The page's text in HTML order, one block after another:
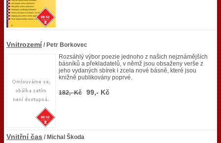
Vnitrozemí / Petr Borkovec
Rozsáhlý výbor poezie jednoho z našich nejznámějších
básníků a překladatelů, v němž jsou obsaženy verše z
jeho vydaných sbírek i zcela nové básně, které jsou
knižně publikovány poprvé.
182,- Kč 99,- Kč
Vnitřní čas / Michal Škoda